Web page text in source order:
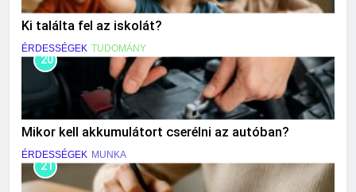
Ki találta fel az iskolát?
ÉRDESSÉGEK TUDOMÁNY
20
Mikor kell akkumulátort cserélni az autóban?
ÉRDESSÉGEK MUNKA
21